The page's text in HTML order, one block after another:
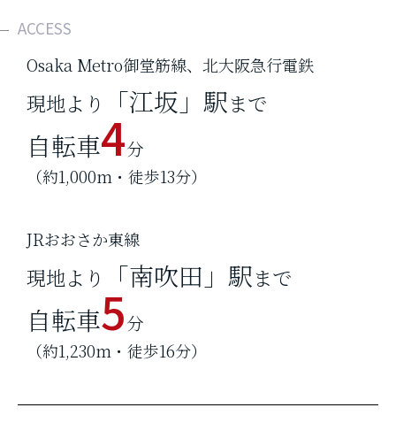
ACCESS
Osaka Metro御堂筋線、北大阪急行電鉄
現地より 「江坂」駅まで
自転車4分
（約1,000m・徒歩13分）
JRおおさか東線
現地より 「南吹田」駅まで
自転車5分
（約1,230m・徒歩16分）